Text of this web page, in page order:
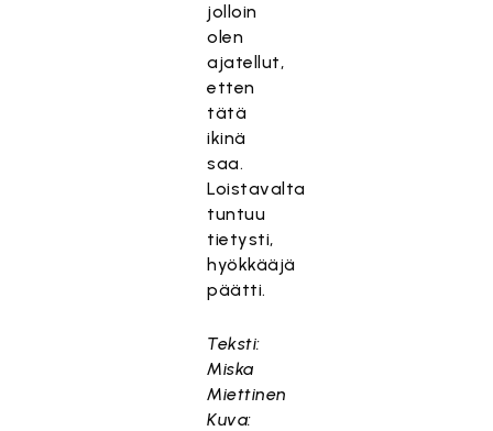
jolloin
olen
ajatellut,
etten
tätä
ikinä
saa.
Loistavalta
tuntuu
tietysti,
hyökkääjä
päätti.
Teksti:
Miska
Miettinen
Kuva: